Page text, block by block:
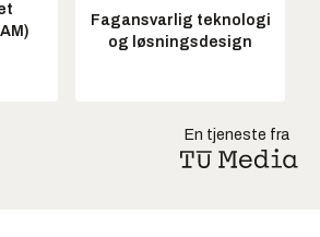
Fagansvarlig teknologi
og løsningsdesign
En tjeneste fra